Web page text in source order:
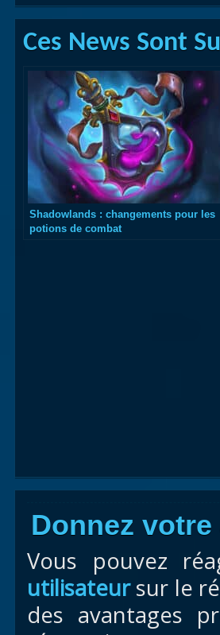
Ces News Sont
Shadowlands : changements pour les
potions de combat
Donnez votre
Vous pouvez
utilisateursur le
des avantages